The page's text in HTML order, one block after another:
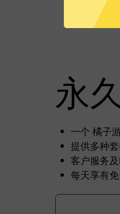
永
一个 橘子
提供多种
客户服务
每天享有